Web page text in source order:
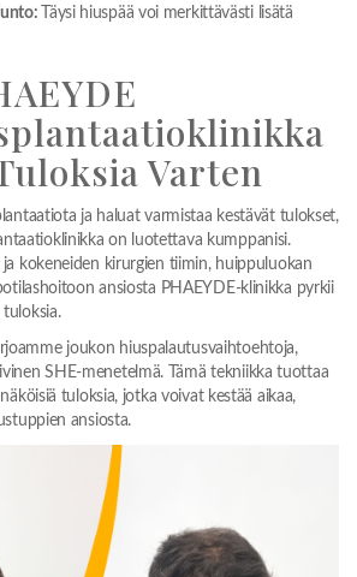
Täysi hiuspää voi merkittävästi lisätä
Varten
ja haluat varmistaa kestävät tulokset,
on luotettava kumppanisi.
kokeneiden kirurgien tiimin, huippuluokan
ansiosta PHAEYDE-klinikka pyrkii
joukon hiuspalautusvaihtoehtoja,
SHE-menetelmä. Tämä tekniikka tuottaa
tuloksia, jotka voivat kestää aikaa,
ansiosta.